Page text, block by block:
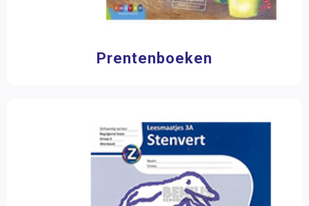
Prentenboeken